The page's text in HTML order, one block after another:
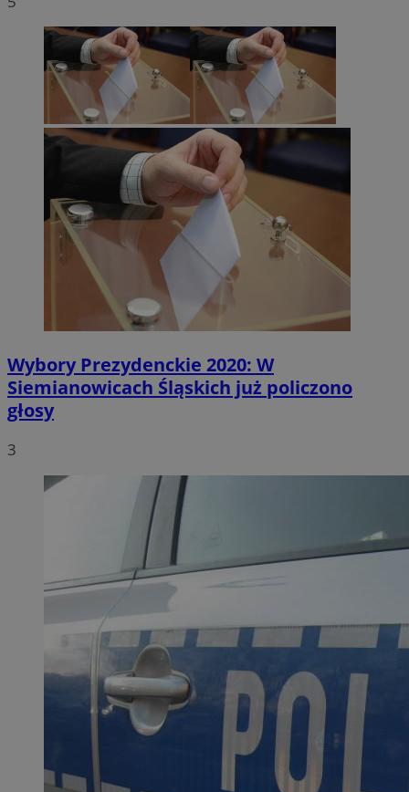
Wybory Prezydenckie 2020: W
Siemianowicach Śląskich już policzono
głosy
3